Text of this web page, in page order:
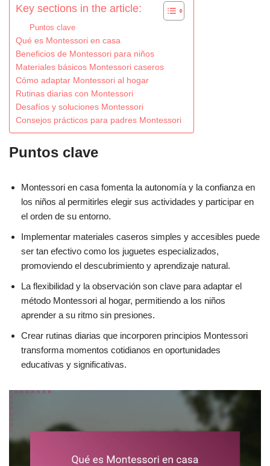
Key sections in the article:
Puntos clave
Qué es Montessori en casa
Beneficios de Montessori para niños
Materiales básicos Montessori caseros
Cómo adaptar Montessori al hogar
Rutinas diarias con Montessori
Desafíos y soluciones Montessori
Consejos prácticos para padres Montessori
Puntos clave
Montessori en casa fomenta la autonomía y la confianza en
los niños al permitirles elegir sus actividades y participar en
el orden de su entorno.
Implementar materiales caseros simples y accesibles puede
ser tan efectivo como los juguetes especializados,
promoviendo el descubrimiento y aprendizaje natural.
La flexibilidad y la observación son clave para adaptar el
método Montessori al hogar, permitiendo a los niños
aprender a su ritmo sin presiones.
Crear rutinas diarias que incorporen principios Montessori
transforma momentos cotidianos en oportunidades
educativas y significativas.